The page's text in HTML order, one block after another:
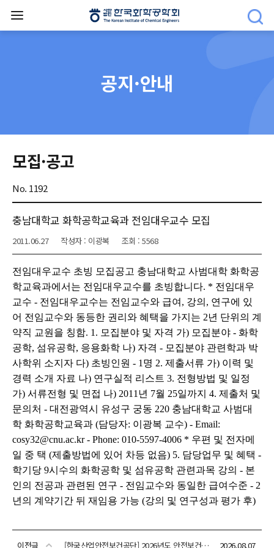
공지·안내
모집·공고
No. 1192
충남대학교 화학공학교육과 전임대우교수 모집
2011.06.27 작성자 : 이광복 조회 : 5568
이전글 [한국산업안전보건공단] 2026년도 안전보건공단 하반기 채용 공고 2026.08.07